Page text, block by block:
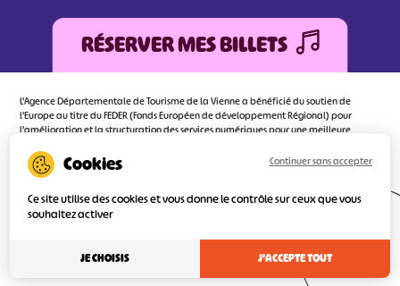
RÉSERVER MES BILLETS
L'Agence Départementale de Tourisme de la Vienne a bénéficié du soutien de
l’Europe au titre du FEDER (Fonds Européen de développement Régional) pour
l’amélioration et la structuration des services numériques pour une meilleure
d’orienter au mieux le visiteur.
Ce site utilise des cookies et vous donne le contrôle sur ceux que vous
souhaitez activer
J'ACCEPTE TOUT
Continuer sans accepter
JE CHOISIS